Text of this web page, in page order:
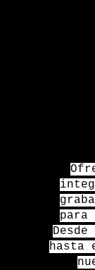
hasta